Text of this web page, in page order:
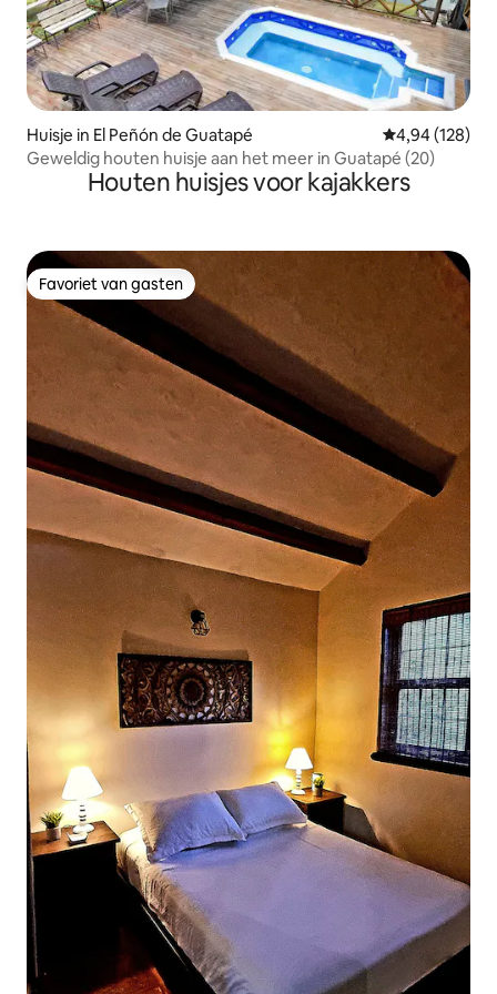
Huisje in El Peñón de Guatapé Gemiddelde
4,94 (128)
Geweldig houten huisje aan het meer in Guatapé (20)
Houten huisjes voor kajakkers
Favoriet van gasten
Favoriet van gasten